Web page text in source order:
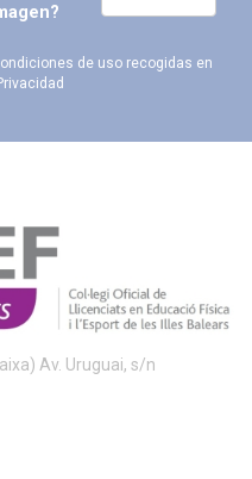
de uso recogidas en
Av. Uruguai, s/n